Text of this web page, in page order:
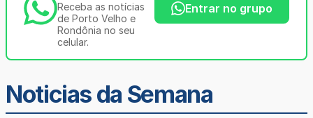
Receba as notícias
de Porto Velho e
Rondônia no seu
celular.
Entrar no grupo
Noticias da Semana